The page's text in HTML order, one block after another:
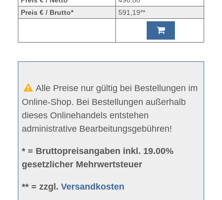
Preis € / Brutto*
591,19**
Alle Preise nur gültig bei Bestellungen im
Online-Shop. Bei Bestellungen außerhalb
dieses Onlinehandels entstehen
administrative Bearbeitungsgebühren!
* = Bruttopreisangaben inkl. 19.00%
gesetzlicher Mehrwertsteuer
** = zzgl.Versandkosten